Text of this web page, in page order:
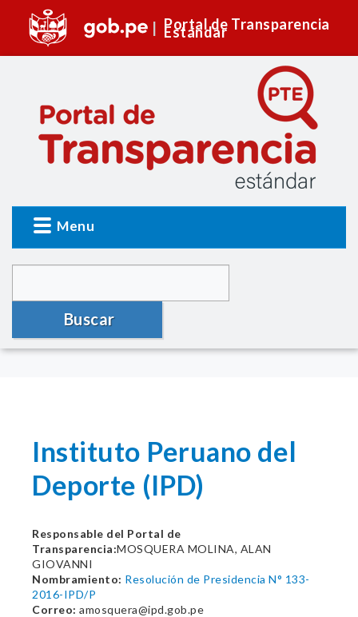
Portal de Transparencia
Estándar
Menu
Buscar
Instituto Peruano del
Deporte (IPD)
Responsable del Portal de
Transparencia:MOSQUERA MOLINA, ALAN
GIOVANNI
Nombramiento: Resolución de Presidencia N° 133-
2016-IPD/P
Correo: amosquera@ipd.gob.pe